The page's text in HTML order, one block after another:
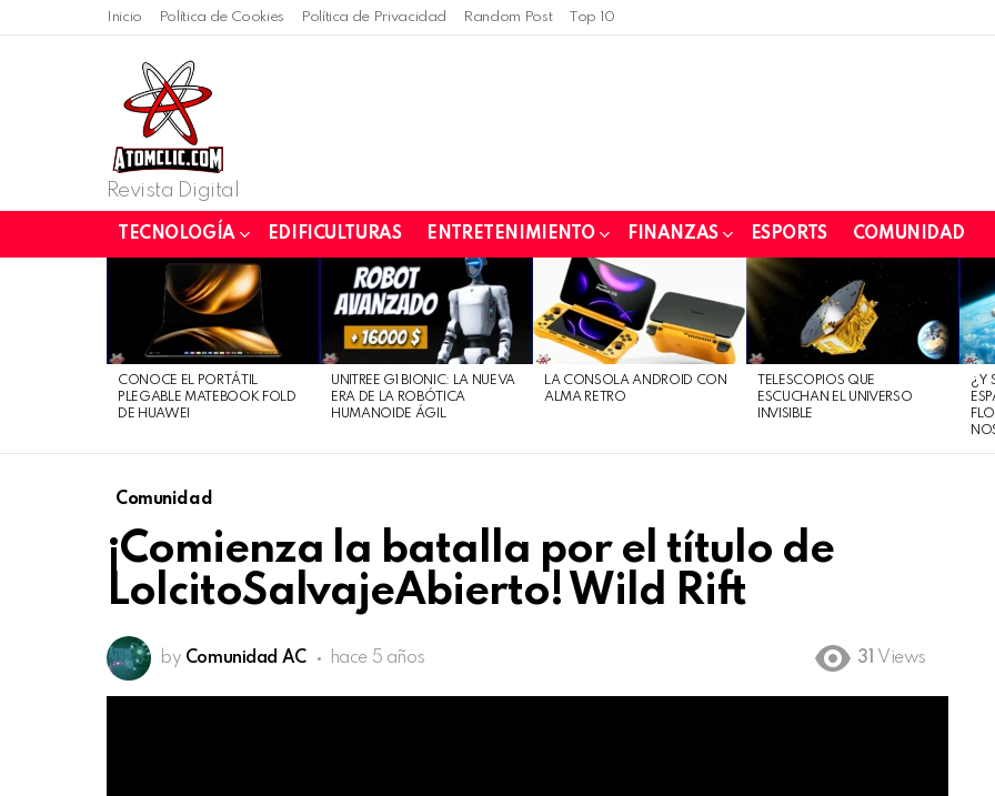
Inicio Política de Cookies Política de Privacidad Random Post Top 10
Revista Digital
TECNOLOGÍA EDIFICULTURAS ENTRETENIMIENTO FINANZAS ESPORTS COMUNIDAD
STORIES
CONOCE EL PORTÁTIL
PLEGABLE MATEBOOK FOLD
DE HUAWEI
UNITREE G1 BIONIC: LA NUEVA
ERA DE LA ROBÓTICA
HUMANOIDE ÁGIL
LA CONSOLA ANDROID CON
ALMA RETRO
TELESCOPIOS QUE
ESCUCHAN EL UNIVERSO
INVISIBLE
¿Y
Comunidad
¡Comienza la batalla por el título de
LolcitoSalvajeAbierto! Wild Rift
by Comunidad AC hace 5 años 31 Views